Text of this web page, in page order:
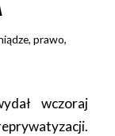
, prawo,
wczoraj